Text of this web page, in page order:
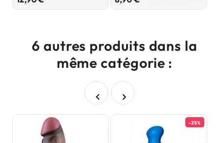
6 autres produits dans la
même catégorie :
 
-25%